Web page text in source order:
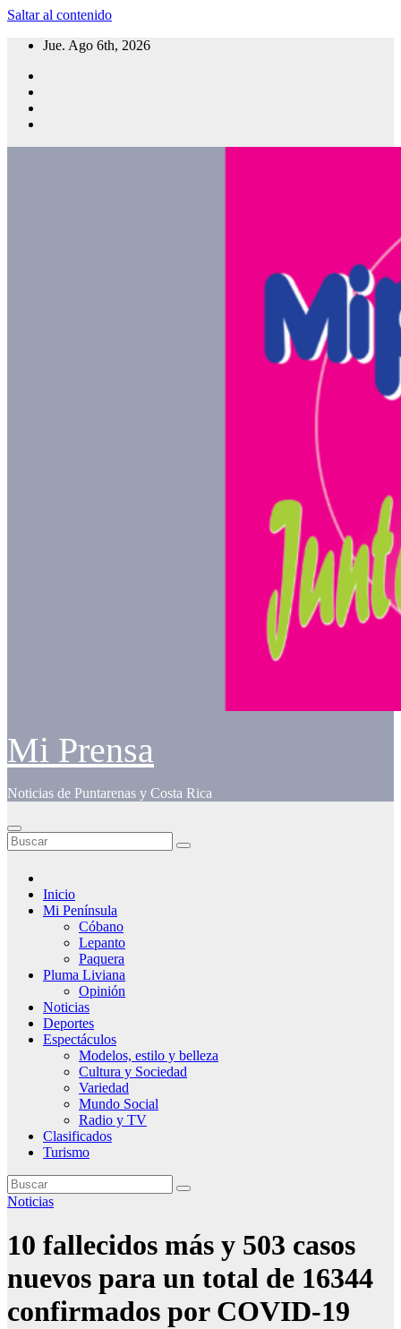
Saltar al contenido
Jue. Ago 6th, 2026
Mi Prensa
Noticias de Puntarenas y Costa Rica
Inicio
Mi Península
Cóbano
Lepanto
Paquera
Pluma Liviana
Opinión
Noticias
Deportes
Espectáculos
Modelos, estilo y belleza
Cultura y Sociedad
Variedad
Mundo Social
Radio y TV
Clasificados
Turismo
Noticias
10 fallecidos más y 503 casos
nuevos para un total de 16344
confirmados por COVID-19